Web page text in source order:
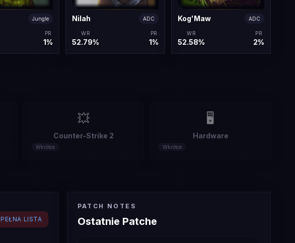
Jungle
PR
1%
Nilah ADC
WR
52.79%
PR
1%
Kog'Maw ADC
WR
52.58%
PR
2%
💥
Counter-Strike 2
Wkrótce
🖥️
Hardware
Wkrótce
PEŁNA LISTA
PATCH NOTES
Ostatnie Patche